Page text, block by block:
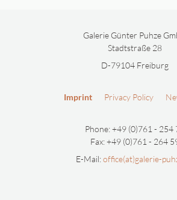
Galerie Günter Puhze
Stadtstraße 28
D-79104 Freiburg
Imprint Privacy Policy
Phone: +49 (0)761 - 254
Fax: +49 (0)761 - 264
E-Mail:office(at)galerie-